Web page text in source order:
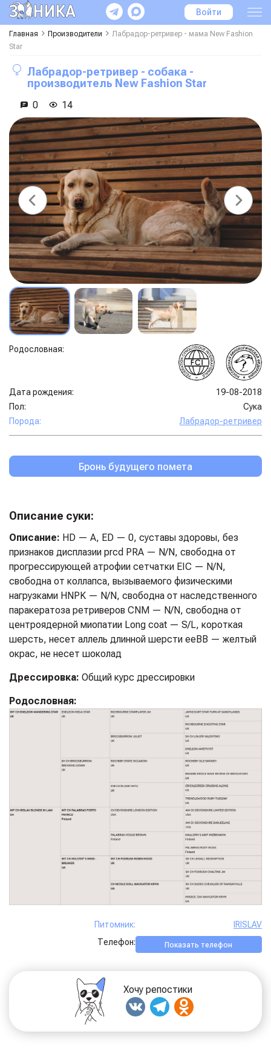
Войти
Главная Производители Лабрадор-ретривер - мама New Fashion
Star
Лабрадор-ретривер - собака -
производитель New Fashion Star
0 14
Родословная:
Дата рождения:
19-08-2018
Пол:
Сука
Порода:
Лабрадор-ретривер
Бронь будущего помета
Описание суки:
Описание: HD — A, ED — 0, суставы здоровы, без
признаков дисплазии prcd PRA — N/N, свободна от
прогрессирующей атрофии сетчатки EIC — N/N,
свободна от коллапса, вызываемого физическими
нагрузками HNPK — N/N, свободна от наследственного
паракератоза ретриверов CNM — N/N, свободна от
центроядерной миопатии Long coat — S/L, короткая
шерсть, несет аллель длинной шерсти eeBB — желтый
окрас, не несет шоколад
Дрессировка: Общий курс дрессировки
Родословная:
Питомник:
IRISLAV
Телефон:
Показать телефон
Хочу репостики